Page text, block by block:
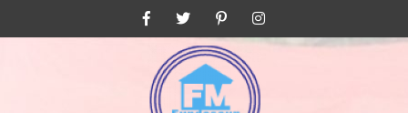
FacebookTwitter Pinterest